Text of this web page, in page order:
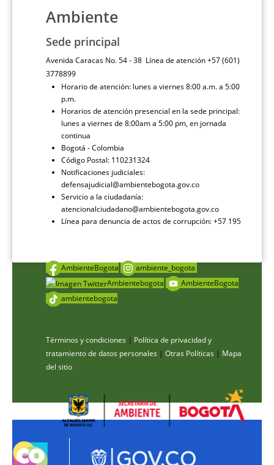
Ambiente
Sede principal
Avenida Caracas No. 54 - 38 Línea de atención +57 (601)
3778899
Horario de atención: lunes a viernes 8:00 a.m. a 5:00
p.m.
Horarios de atención presencial en la sede principal:
lunes a viernes de 8:00am a 5:00 pm, en jornada
continua
Bogotá - Colombia
Código Postal: 110231324
Notificaciones judiciales:
defensajudicial@ambientebogota.gov.co
Servicio a la ciudadanía:
atencionalciudadano@ambientebogota.gov.co
Línea para denuncia de actos de corrupción: +57 195
AmbienteBogota
ambiente_bogota
Ambientebogota
AmbienteBogota
ambientebogota
Términos y condiciones | Política de privacidad y
tratamiento de datos personales | Otras Políticas | Mapa
del sitio